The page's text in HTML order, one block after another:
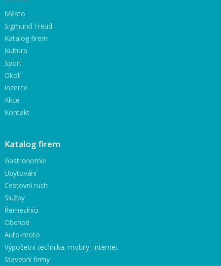
Město
Sigmund Freud
Katalog firem
Kultura
Sport
Okolí
Inzerce
Akce
Kontakt
Katalog firem
Gastronomie
Ubytování
Cestovní ruch
Služby
Řemeslníci
Obchod
Auto-moto
Výpočetní technika, mobily, internet
Stavební firmy